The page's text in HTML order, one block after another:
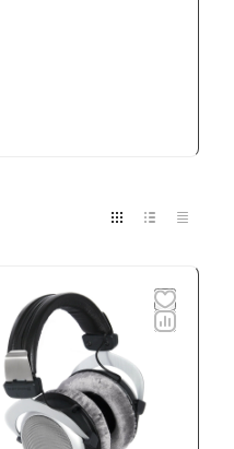
и театров.
и качество
так и